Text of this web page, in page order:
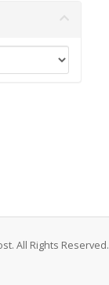
All Rights Reserved.